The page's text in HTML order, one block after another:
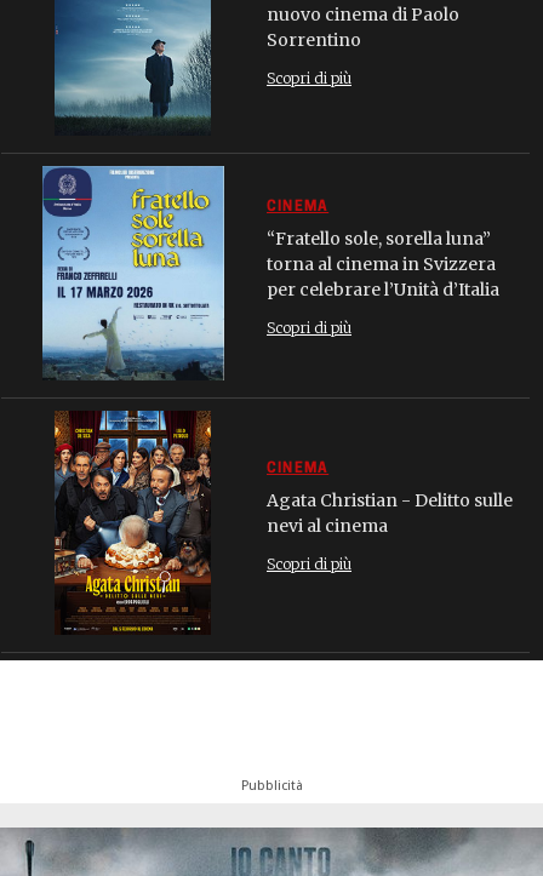
nuovo cinema di Paolo
Sorrentino
Scopri di più
CINEMA
“Fratello sole, sorella luna”
torna al cinema in Svizzera
per celebrare l’Unità d’Italia
Scopri di più
CINEMA
Agata Christian - Delitto sulle
nevi al cinema
Scopri di più
Pubblicità